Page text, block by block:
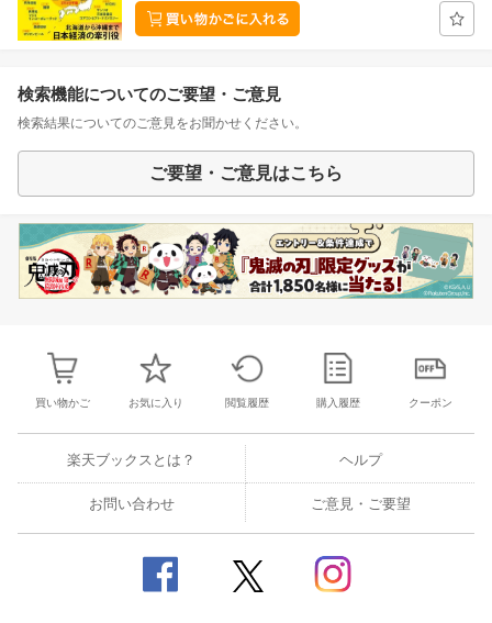
検索機能についてのご要望・ご意見
検索結果についてのご意見をお聞かせください。
ご要望・ご意見はこちら
買い物かご お気に入り 閲覧履歴 購入履歴 クーポン
楽天ブックスとは？ ヘルプ
お問い合わせ ご意見・ご要望